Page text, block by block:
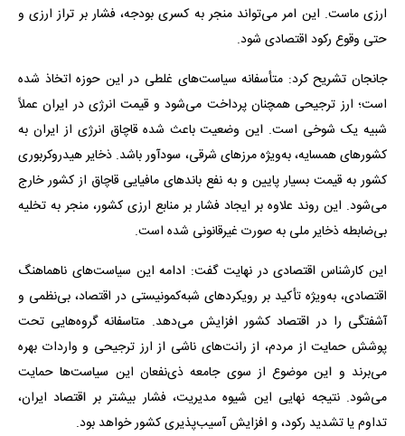
ارزی ماست. این امر می‌تواند منجر به کسری بودجه، فشار بر تراز ارزی و
حتی وقوع رکود اقتصادی شود.
جانجان تشریح کرد: متأسفانه سیاست‌های غلطی در این حوزه اتخاذ شده
است؛ ارز ترجیحی همچنان پرداخت می‌شود و قیمت انرژی در ایران عملاً
شبیه یک شوخی است. این وضعیت باعث شده قاچاق انرژی از ایران به
کشورهای همسایه، به‌ویژه مرزهای شرقی، سودآور باشد. ذخایر هیدروکربوری
کشور به قیمت بسیار پایین و به نفع باندهای مافیایی قاچاق از کشور خارج
می‌شود. این روند علاوه بر ایجاد فشار بر منابع ارزی کشور، منجر به تخلیه
بی‌ضابطه ذخایر ملی به صورت غیرقانونی شده است.
این کارشناس اقتصادی در نهایت گفت: ادامه این سیاست‌های ناهماهنگ
اقتصادی، به‌ویژه تأکید بر رویکردهای شبه‌کمونیستی در اقتصاد، بی‌نظمی و
آشفتگی را در اقتصاد کشور افزایش می‌دهد. متاسفانه گروه‌هایی تحت
پوشش حمایت از مردم، از رانت‌های ناشی از ارز ترجیحی و واردات بهره
می‌برند و این موضوع از سوی جامعه ذی‌نفعان این سیاست‌ها حمایت
می‌شود. نتیجه نهایی این شیوه مدیریت، فشار بیشتر بر اقتصاد ایران،
تداوم یا تشدید رکود، و افزایش آسیب‌پذیری کشور خواهد بود.